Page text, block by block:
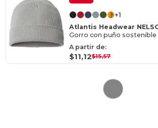
+1
Atlantis Headwear
Gorro con puño sostenible
A partir de:
$11,12$15,57